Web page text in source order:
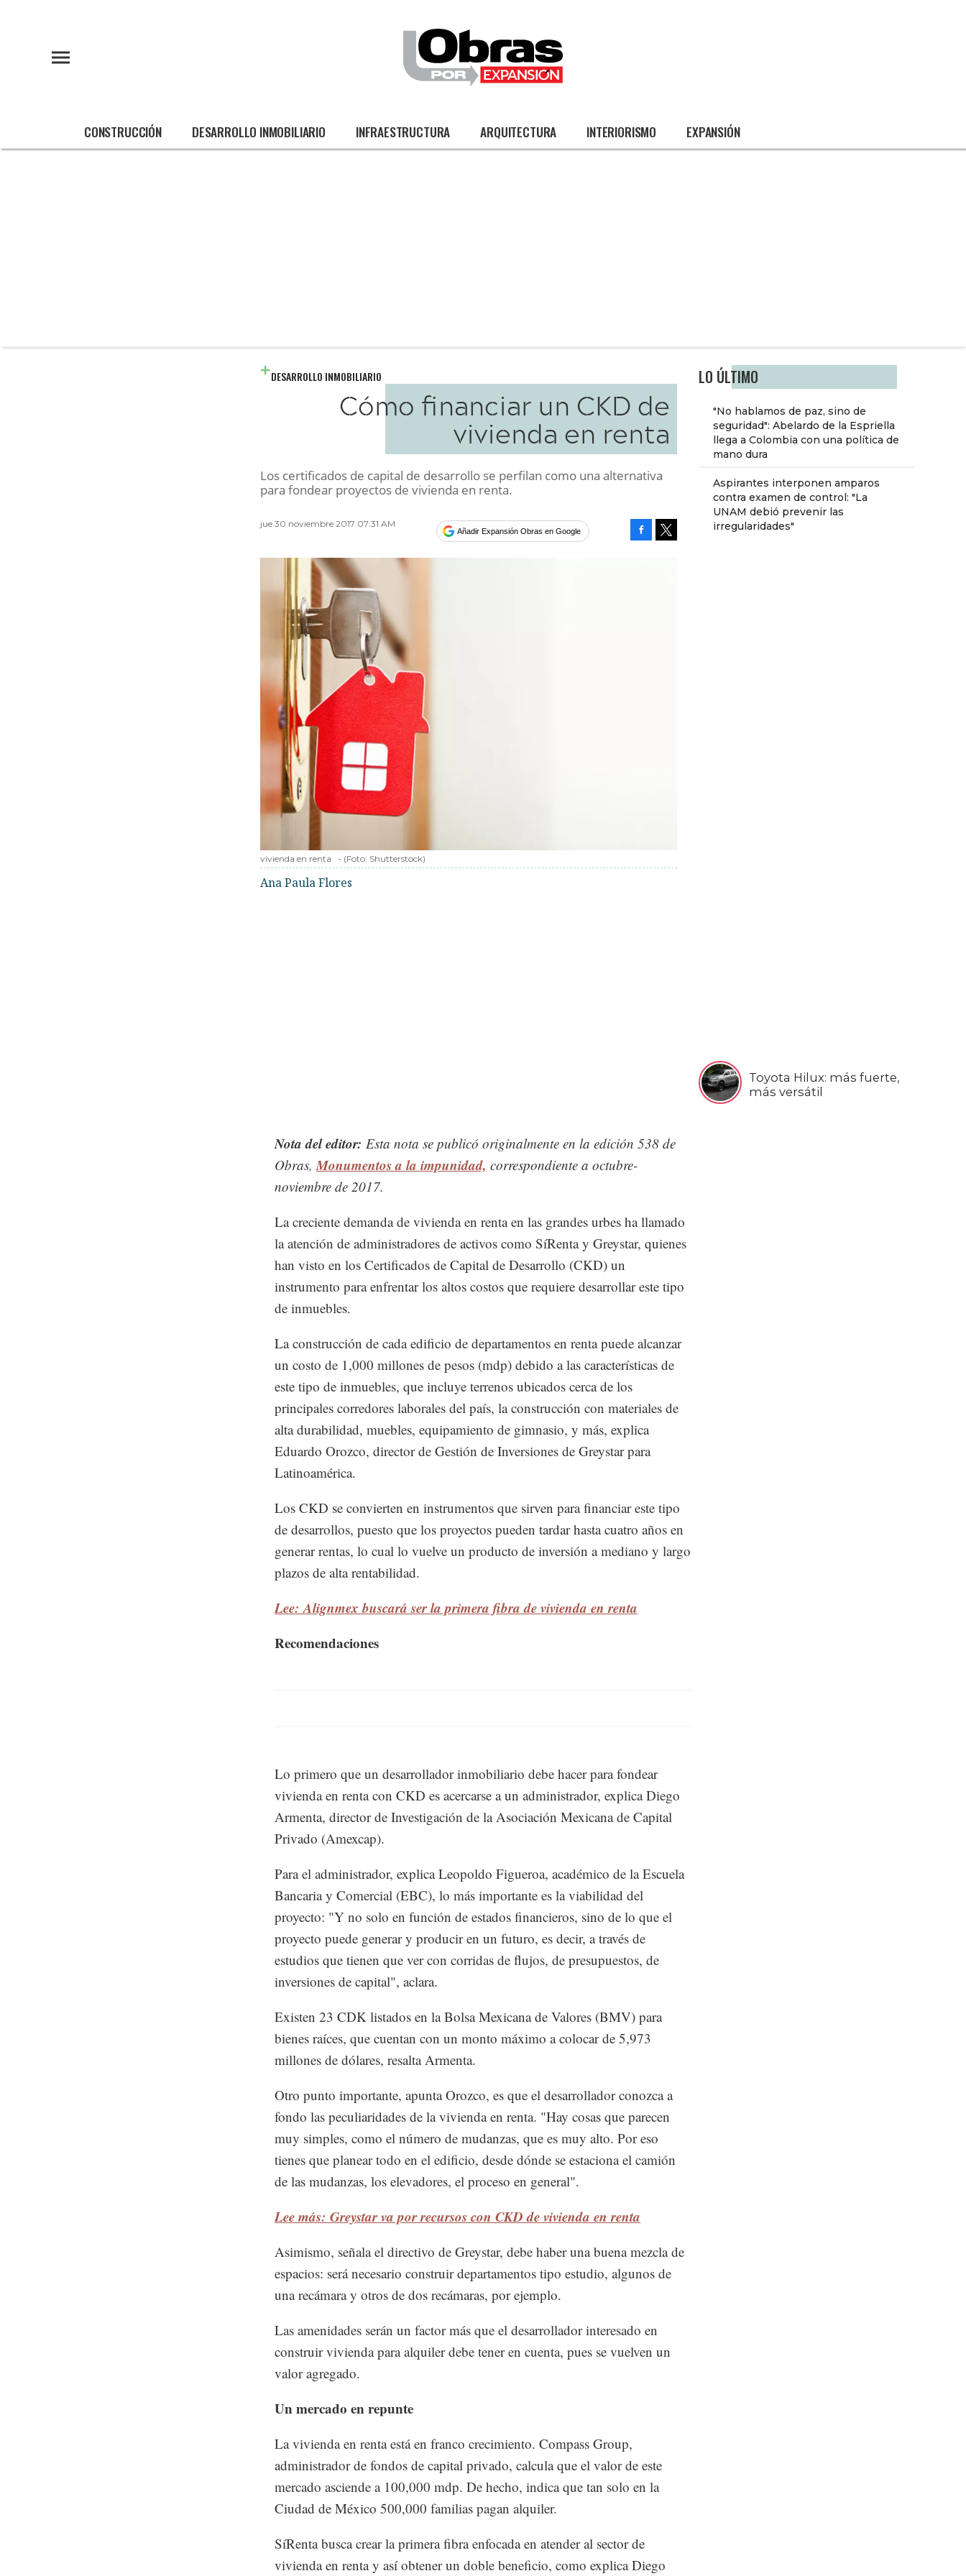
CONSTRUCCIÓN DESARROLLO INMOBILIARIO INFRAESTRUCTURA ARQUITECTURA INTERIORISMO EXPANSIÓN
LO ÚLTIMO
"No hablamos de paz, sino de
seguridad": Abelardo de la Espriella
llega a Colombia con una política de
mano dura
Aspirantes interponen amparos
contra examen de control: "La
UNAM debió prevenir las
irregularidades"
Toyota Hilux: más fuerte,
más versátil
DESARROLLO INMOBILIARIO
Cómo financiar un CKD de
vivienda en renta
Los certificados de capital de desarrollo se perfilan como una alternativa
para fondear proyectos de vivienda en renta.
jue 30 noviembre 2017 07:31 AM
Añadir Expansión Obras en Google
vivienda en renta - (Foto: Shutterstock)
Ana Paula Flores
Nota del editor: Esta nota se publicó originalmente en la edición 538 de
Obras,Monumentos a la impunidad, correspondiente a octubre-
noviembre de 2017.
La creciente demanda de vivienda en renta en las grandes urbes ha llamado
la atención de administradores de activos como SíRenta y Greystar, quienes
han visto en los Certificados de Capital de Desarrollo (CKD) un
instrumento para enfrentar los altos costos que requiere desarrollar este tipo
de inmuebles.
La construcción de cada edificio de departamentos en renta puede alcanzar
un costo de 1,000 millones de pesos (mdp) debido a las características de
este tipo de inmuebles, que incluye terrenos ubicados cerca de los
principales corredores laborales del país, la construcción con materiales de
alta durabilidad, muebles, equipamiento de gimnasio, y más, explica
Eduardo Orozco, director de Gestión de Inversiones de Greystar para
Latinoamérica.
Los CKD se convierten en instrumentos que sirven para financiar este tipo
de desarrollos, puesto que los proyectos pueden tardar hasta cuatro años en
generar rentas, lo cual lo vuelve un producto de inversión a mediano y largo
plazos de alta rentabilidad.
Lee: Alignmex buscará ser la primera fibra de vivienda en renta
Recomendaciones
Lo primero que un desarrollador inmobiliario debe hacer para fondear
vivienda en renta con CKD es acercarse a un administrador, explica Diego
Armenta, director de Investigación de la Asociación Mexicana de Capital
Privado (Amexcap).
Para el administrador, explica Leopoldo Figueroa, académico de la Escuela
Bancaria y Comercial (EBC), lo más importante es la viabilidad del
proyecto: "Y no solo en función de estados financieros, sino de lo que el
proyecto puede generar y producir en un futuro, es decir, a través de
estudios que tienen que ver con corridas de flujos, de presupuestos, de
inversiones de capital", aclara.
Existen 23 CDK listados en la Bolsa Mexicana de Valores (BMV) para
bienes raíces, que cuentan con un monto máximo a colocar de 5,973
millones de dólares, resalta Armenta.
Otro punto importante, apunta Orozco, es que el desarrollador conozca a
fondo las peculiaridades de la vivienda en renta. "Hay cosas que parecen
muy simples, como el número de mudanzas, que es muy alto. Por eso
tienes que planear todo en el edificio, desde dónde se estaciona el camión
de las mudanzas, los elevadores, el proceso en general".
Lee más: Greystar va por recursos con CKD de vivienda en renta
Asimismo, señala el directivo de Greystar, debe haber una buena mezcla de
espacios: será necesario construir departamentos tipo estudio, algunos de
una recámara y otros de dos recámaras, por ejemplo.
Las amenidades serán un factor más que el desarrollador interesado en
construir vivienda para alquiler debe tener en cuenta, pues se vuelven un
valor agregado.
Un mercado en repunte
La vivienda en renta está en franco crecimiento. Compass Group,
administrador de fondos de capital privado, calcula que el valor de este
mercado asciende a 100,000 mdp. De hecho, indica que tan solo en la
Ciudad de México 500,000 familias pagan alquiler.
SíRenta busca crear la primera fibra enfocada en atender al sector de
vivienda en renta y así obtener un doble beneficio, como explica Diego